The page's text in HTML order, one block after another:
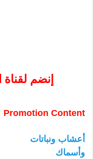
إنضم
Promotion Content
أعشاب ونباتات
وأسماك